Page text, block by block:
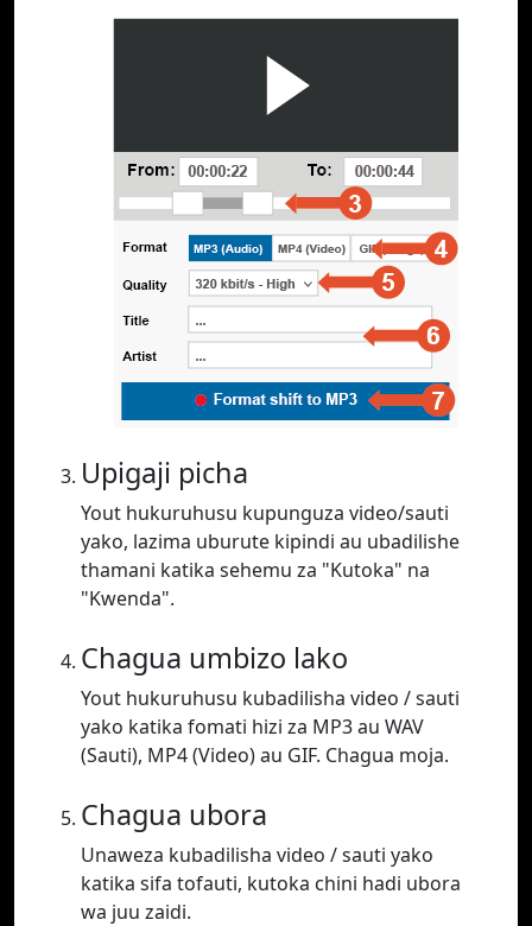
Upigaji picha
Yout hukuruhusu kupunguza video/sauti
yako, lazima uburute kipindi au ubadilishe
thamani katika sehemu za "Kutoka" na
"Kwenda".
Chagua umbizo lako
Yout hukuruhusu kubadilisha video / sauti
yako katika fomati hizi za MP3 au WAV
(Sauti), MP4 (Video) au GIF. Chagua moja.
Chagua ubora
Unaweza kubadilisha video / sauti yako
katika sifa tofauti, kutoka chini hadi ubora
wa juu zaidi.